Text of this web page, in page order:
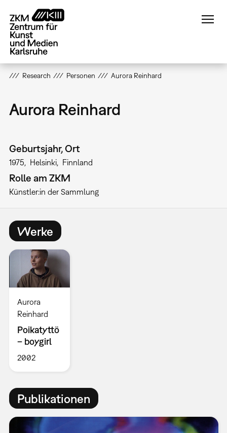
zum
Inhalt
Research Personen Aurora Reinhard
Aurora Reinhard
Geburtsjahr, Ort
1975 Helsinki Finnland
Rolle am ZKM
Künstler:in der Sammlung
Werke
Aurora
Reinhard
Poikatyttö
– boygirl
2002
Publikationen